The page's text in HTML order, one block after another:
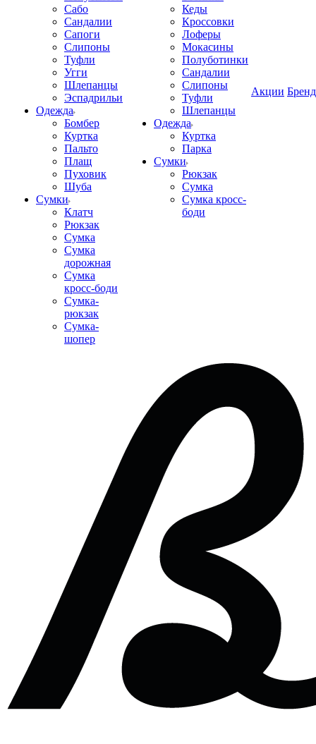
Сабо
Сандалии
Сапоги
Слипоны
Туфли
Угги
Шлепанцы
Эспадрильи
Одежда
Бомбер
Куртка
Пальто
Плащ
Пуховик
Шуба
Сумки
Клатч
Рюкзак
Сумка
Сумка
дорожная
Сумка
кросс-боди
Сумка-
рюкзак
Сумка-
шопер
Кеды
Кроссовки
Лоферы
Мокасины
Полуботинки
Сандалии
Слипоны
Туфли
Шлепанцы
Одежда
Куртка
Парка
Сумки
Рюкзак
Сумка
Сумка кросс-
боди
Акции